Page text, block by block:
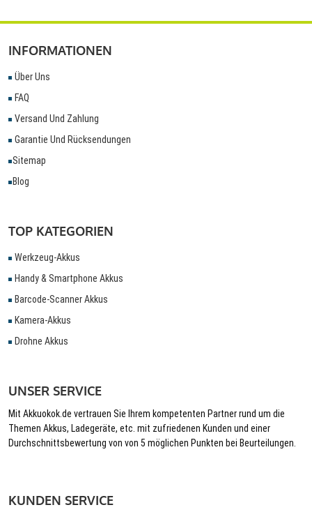
INFORMATIONEN
Über Uns
FAQ
Versand Und Zahlung
Garantie Und Rücksendungen
Sitemap
Blog
TOP KATEGORIEN
Werkzeug-Akkus
Handy & Smartphone Akkus
Barcode-Scanner Akkus
Kamera-Akkus
Drohne Akkus
UNSER SERVICE
Mit Akkuokok.de vertrauen Sie Ihrem kompetenten Partner rund um die
Themen Akkus, Ladegeräte, etc. mit zufriedenen Kunden und einer
Durchschnittsbewertung von von 5 möglichen Punkten bei Beurteilungen.
KUNDEN SERVICE